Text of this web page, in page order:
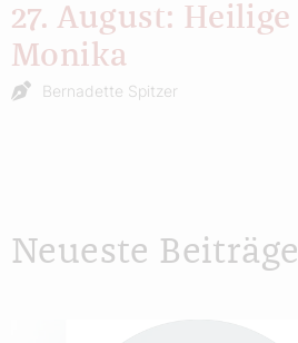
27. August: Heilige
Monika
Bernadette Spitzer
Neueste Beiträge